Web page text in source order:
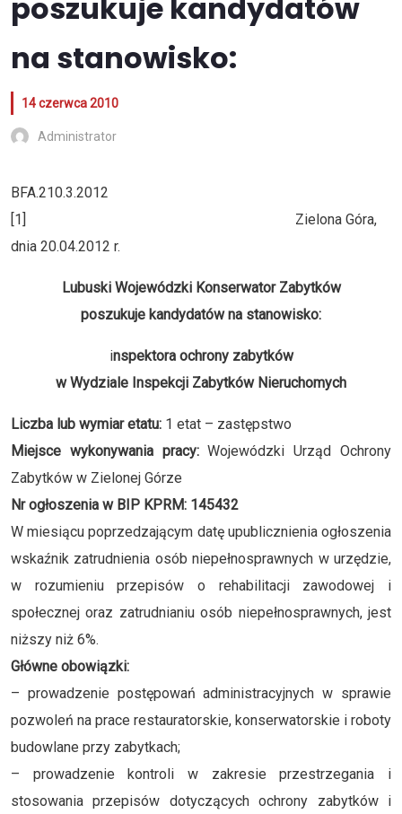
poszukuje kandydatów
na stanowisko:
14 czerwca 2010
Administrator
BFA.210.3.2012
[1] Zielona Góra,
dnia 20.04.2012 r.
Lubuski Wojewódzki Konserwator Zabytków
poszukuje kandydatów na stanowisko:
inspektora ochrony zabytków
w Wydziale Inspekcji Zabytków Nieruchomych
Liczba lub wymiar etatu: 1 etat – zastępstwo
Miejsce wykonywania pracy:Wojewódzki Urząd Ochrony
Zabytków w Zielonej Górze
Nr ogłoszenia w BIP KPRM: 145432
W miesiącu poprzedzającym datę upublicznienia ogłoszenia
wskaźnik zatrudnienia osób niepełnosprawnych w urzędzie,
w rozumieniu przepisów o rehabilitacji zawodowej i
społecznej oraz zatrudnianiu osób niepełnosprawnych, jest
niższy niż 6%.
Główne obowiązki:
– prowadzenie postępowań administracyjnych w sprawie
pozwoleń na prace restauratorskie, konserwatorskie i roboty
budowlane przy zabytkach;
– prowadzenie kontroli w zakresie przestrzegania i
stosowania przepisów dotyczących ochrony zabytków i